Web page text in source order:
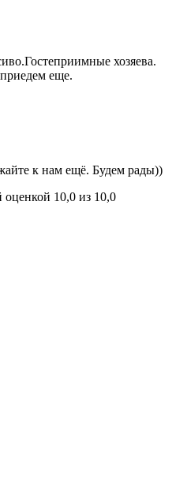
хозяева.
еще.
к нам ещё. Будем рады))
оценкой 10,0 из 10,0